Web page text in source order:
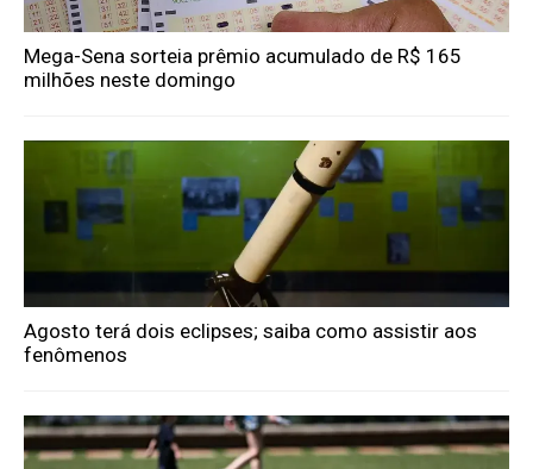
Mega-Sena sorteia prêmio acumulado de R$ 165
milhões neste domingo
Agosto terá dois eclipses; saiba como assistir aos
fenômenos